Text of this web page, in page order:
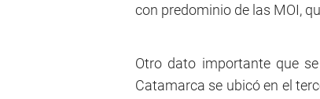
con predominio de las MOI,
Otro dato importante que
Catamarca se ubicó en el